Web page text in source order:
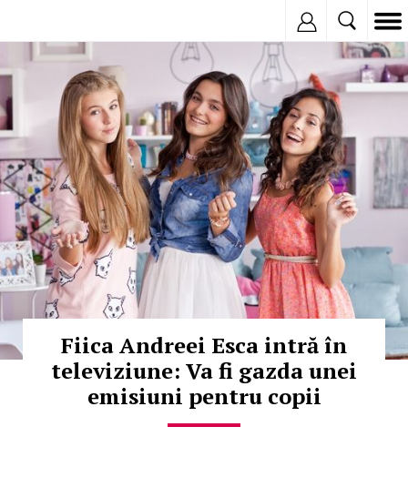
© Copyright: MEDIAFAX
Fiica Andreei Esca intră în
televiziune: Va fi gazda unei
emisiuni pentru copii